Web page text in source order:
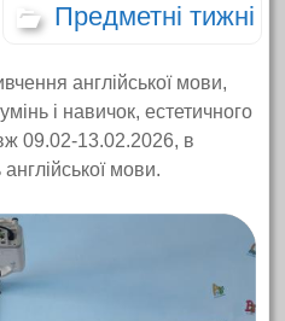
Предметні тижні
англійської мови,
і навичок, естетичного
09.02-13.02.2026, в
мови.